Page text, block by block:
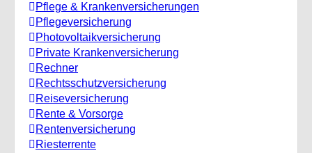
Pflege & Krankenversicherungen
Pflegeversicherung
Photovoltaikversicherung
Private Krankenversicherung
Rechner
Rechtsschutzversicherung
Reiseversicherung
Rente & Vorsorge
Rentenversicherung
Riesterrente